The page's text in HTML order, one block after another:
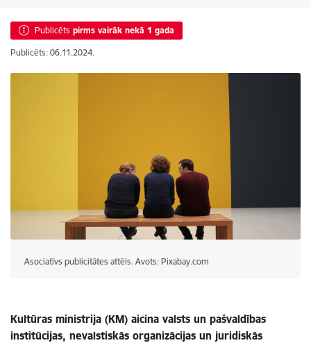
Publicēts pirms vairāk nekā 1 gada
Publicēts: 06.11.2024.
Asociatīvs publicitātes attēls. Avots: Pixabay.com
Kultūras ministrija (KM) aicina valsts un pašvaldības
institūcijas, nevalstiskās organizācijas un juridiskās